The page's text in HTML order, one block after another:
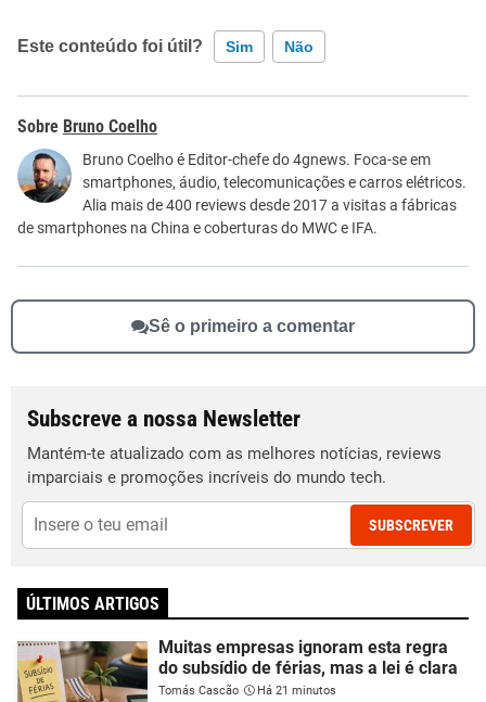
Este conteúdo foi útil? Sim Não
Este conteúdo não tem a informação que procuro
Outro
Bruno Coelho
Bruno Coelho é Editor-chefe do 4gnews. Foca-se em
smartphones, áudio, telecomunicações e carros elétricos.
Alia mais de 400 reviews desde 2017 a visitas a fábricas
de smartphones na China e coberturas do MWC e IFA.
Sê o primeiro a comentar
Subscreve a nossa Newsletter
Mantém-te atualizado com as melhores notícias, reviews
imparciais e promoções incríveis do mundo tech.
SUBSCREVER
ÚLTIMOS ARTIGOS
Muitas empresas ignoram esta regra
do subsídio de férias, mas a lei é clara
Tomás Cascão Há 21 minutos